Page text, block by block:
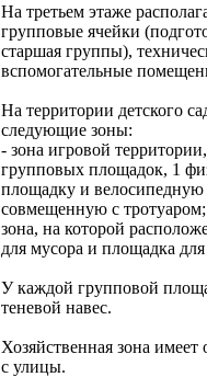
На третьем этаже
групповые ячейки
старшая груп­пы),
вспомогательные
На территории детского
следующие зоны:
- зона игровой
групповых площадок, 1
пло­щадку и велосипедную
совмещенную с тротуаром;
зона, на которой
для мусора и площадка
У каждой групповой
теневой навес.
Хозяйственная зона имеет
с улицы.